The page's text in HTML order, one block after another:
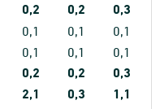
0,2 0,2 0,3
0,1 0,1
0,1
0,1 0,1 0,1
0,2 0,2
0,3
2,1 0,3 1,1